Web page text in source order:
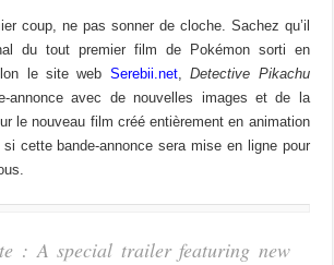
coup, ne pas sonner de cloche. Sachez qu’il
du tout premier film de Pokémon sorti en
le site web Serebii.net,Detective Pikachu
annonce avec de nouvelles images et de la
le nouveau film créé entièrement en animation
cette bande-annonce sera mise en ligne pour
: A special trailer featuring new